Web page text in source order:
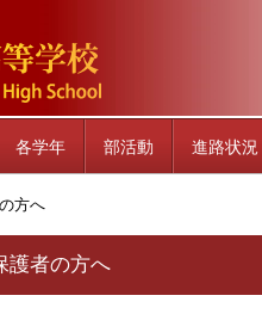
各学年 部活動 進路状況
方へ
護者の方へ